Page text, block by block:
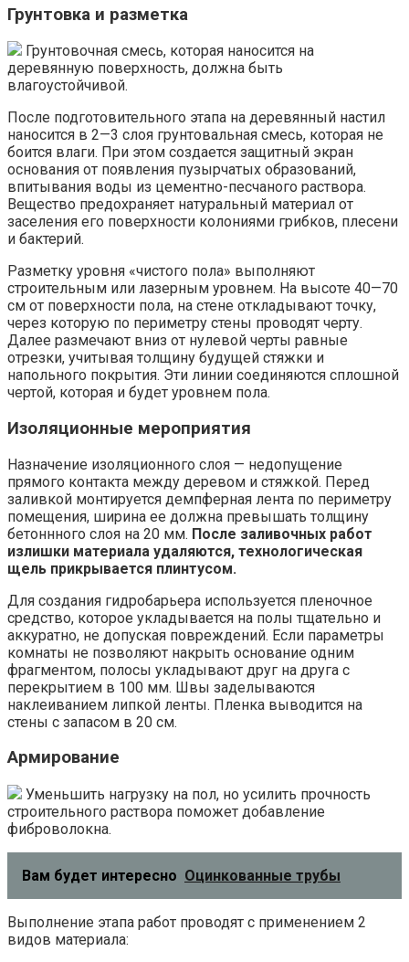
Грунтовка и разметка
Грунтовочная смесь, которая наносится на
деревянную поверхность, должна быть
влагоустойчивой.
После подготовительного этапа на деревянный настил
наносится в 2—3 слоя грунтовальная смесь, которая не
боится влаги. При этом создается защитный экран
основания от появления пузырчатых образований,
впитывания воды из цементно-песчаного раствора.
Вещество предохраняет натуральный материал от
заселения его поверхности колониями грибков, плесени
и бактерий.
Разметку уровня «чистого пола» выполняют
строительным или лазерным уровнем. На высоте 40—70
см от поверхности пола, на стене откладывают точку,
через которую по периметру стены проводят черту.
Далее размечают вниз от нулевой черты равные
отрезки, учитывая толщину будущей стяжки и
напольного покрытия. Эти линии соединяются сплошной
чертой, которая и будет уровнем пола.
Изоляционные мероприятия
Назначение изоляционного слоя — недопущение
прямого контакта между деревом и стяжкой. Перед
заливкой монтируется демпферная лента по периметру
помещения, ширина ее должна превышать толщину
бетоннного слоя на 20 мм. После заливочных работ
излишки материала удаляются, технологическая
щель прикрывается плинтусом.
Для создания гидробарьера используется пленочное
средство, которое укладывается на полы тщательно и
аккуратно, не допуская повреждений. Если параметры
комнаты не позволяют накрыть основание одним
фрагментом, полосы укладывают друг на друга с
перекрытием в 100 мм. Швы заделываются
наклеиванием липкой ленты. Пленка выводится на
стены с запасом в 20 см.
Армирование
Уменьшить нагрузку на пол, но усилить прочность
строительного раствора поможет добавление
фиброволокна.
Вам будет интересно Оцинкованные трубы
Выполнение этапа работ проводят с применением 2
видов материала: